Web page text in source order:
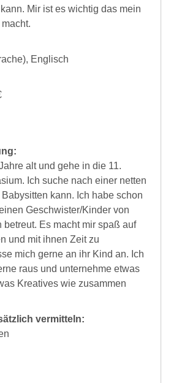
Mir ist es wichtig das mein
Englisch
alt und gehe in die 11.
Ich suche nach einer netten
kann. Ich habe schon
Geschwister/Kinder von
betreut. Es macht mir spaß auf
und mit ihnen Zeit zu
mich gerne an ihr Kind an. Ich
raus und unternehme etwas
Kreatives wie zusammen
vermitteln: